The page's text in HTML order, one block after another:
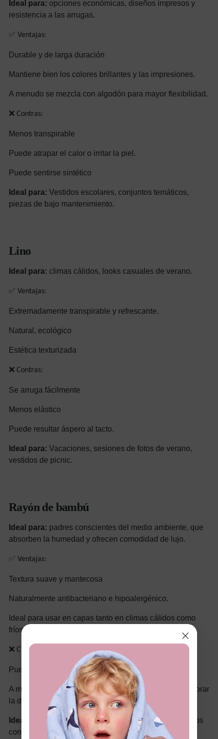
Ideal para: opciones económicas, diseños impresos y
resistencia a las arrugas.
✅ Ventajas:
Durable y de larga duración
Mantiene bien los colores brillantes y las impresiones.
A menudo se mezcla con algodón para mayor flexibilidad.
❌ Contras:
Menos transpirable
Puede atrapar el calor o irritar la piel.
Puede sentirse sintético
Ideal para: Vestidos escolares, conjuntos temáticos,
piezas de bajo mantenimiento.
Lino
Ideal para: climas cálidos, looks casuales de verano.
✅ Ventajas:
Extremadamente transpirable y refrescante.
Natural, ecológico
Estética texturizada
❌ Contras:
Se arruga fácilmente
Menos elástico
Puede resultar áspero al tacto.
Ideal para: Vacaciones, sesiones de fotos de verano,
vestidos de picnic.
Rayón de bambú
Ideal para: padres conscientes del medio ambiente, que
absorben la humedad y ofrecen comodidad de lujo.
✅ Ventajas:
Textura suave y mantecosa
Naturalmente antibacteriano e hipoalergénico.
Ideal para usar en capas tanto en climas cálidos como
fríos.
❌ Contras:
Puede ser caro
A menudo se mezcla con elastano o algodón para mejorar
la durabilidad.
Ideal para:
Vestidos de pijama, ropa casual diaria, niños
con piel sensible.